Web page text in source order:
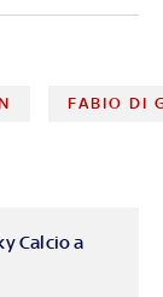
FABIO DI
Calcio a